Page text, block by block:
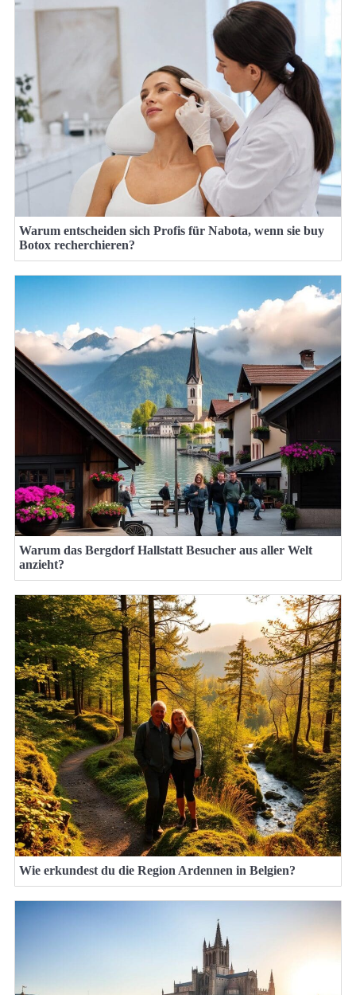
Warum entscheiden sich Profis für Nabota, wenn sie buy
Botox recherchieren?
Warum das Bergdorf Hallstatt Besucher aus aller Welt
anzieht?
Wie erkundest du die Region Ardennen in Belgien?